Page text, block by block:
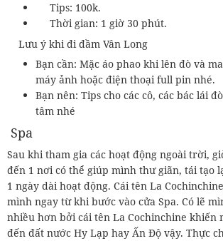
Tips: 100k.
Thời gian: 1 giờ 30 phút.
Lưu ý khi đi đầm Vân Long
Bạn cần: Mặc áo phao khi lên đò và
máy ảnh hoặc điện thoại full pin nhé.
Bạn nên: Tips cho các cô, các bác lái
tâm nhé
Spa
Sau khi tham gia các hoạt động ngoài trời,
đến 1 nơi có thể giúp mình thư giãn, tái tạo
1 ngày dài hoạt động. Cái tên La
mình ngay từ khi bước vào cửa Spa. Có lẽ
nhiều hơn bởi cái tên La Cochinchine khiến
đến đất nước Hy Lạp hay Ấn Độ vậy. Thực